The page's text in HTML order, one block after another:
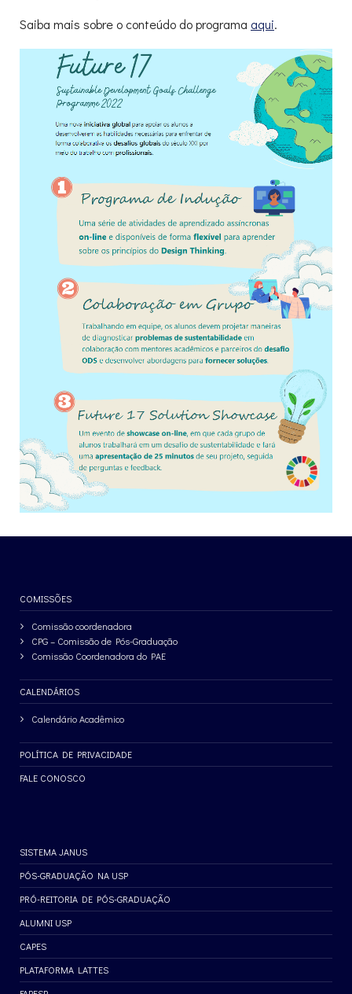
Saiba mais sobre o conteúdo do programa aqui.
COMISSÕES
Comissão coordenadora
CPG – Comissão de Pós-Graduação
Comissão Coordenadora do PAE
CALENDÁRIOS
Calendário Acadêmico
POLÍTICA DE PRIVACIDADE
FALE CONOSCO
SISTEMA JANUS
PÓS-GRADUAÇÃO NA USP
PRÓ-REITORIA DE PÓS-GRADUAÇÃO
ALUMNI USP
CAPES
PLATAFORMA LATTES